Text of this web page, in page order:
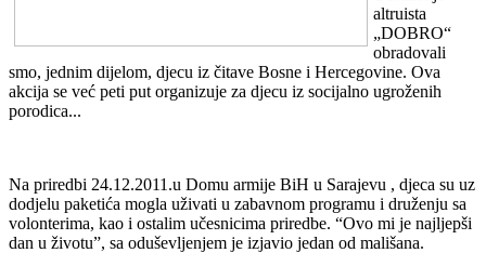
altruista
„DOBRO“
obradovali
smo, jednim dijelom, djecu iz čitave Bosne i Hercegovine. Ova
akcija se već peti put organizuje za djecu iz socijalno ugroženih
porodica...
Na priredbi 24.12.2011.u Domu armije BiH u Sarajevu , djeca su uz
dodjelu paketića mogla uživati u zabavnom programu i druženju sa
volonterima, kao i ostalim učesnicima priredbe. “Ovo mi je najljepši
dan u životu”, sa oduševljenjem je izjavio jedan od mališana.